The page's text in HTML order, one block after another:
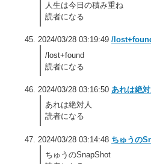
人生は今日の積み重ね
読者になる
2024/03/28 03:19:49 /
/lost+found
読者になる
2024/03/28 03:16:50 あれは絶
あれは絶対人
読者になる
2024/03/28 03:14:48 ちゅうの
ちゅうのSnapShot